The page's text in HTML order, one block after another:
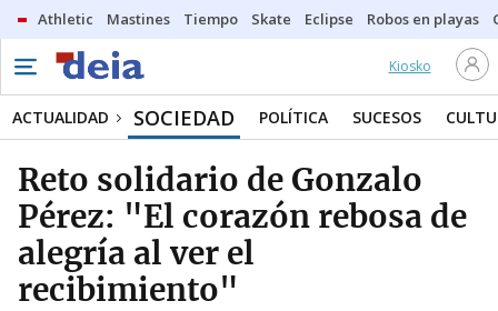
Athletic Mastines Tiempo Skate Eclipse Robos en playas
Kiosko
ACTUALIDAD SOCIEDAD POLÍTICA SUCESOS
Reto solidario de Gonzalo
Pérez: "El corazón rebosa de
alegría al ver el
recibimiento"